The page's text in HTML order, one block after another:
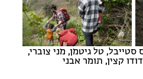
סטייבל, טל גיטמן, מני צוברי,
קצין, תומר אבני